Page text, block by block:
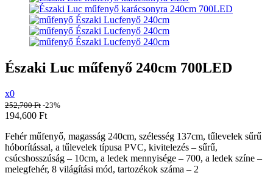
Északi Luc műfenyő 240cm 700LED
x0
252,700Ft -23%
194,600 Ft
Fehér műfenyő, magasság 240cm, szélesség 137cm, tűlevelek sűrű
hóborítással, a tűlevelek típusa PVC, kivitelezés – sűrű,
csúcshosszúság – 10cm, a ledek mennyisége – 700, a ledek színe –
melegfehér, 8 világítási mód, tartozékok száma – 2